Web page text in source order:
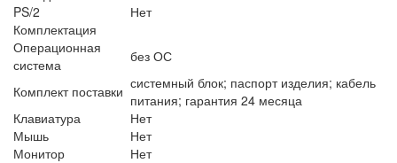
PS/2
Нет
Комплектация
Операционная
система
без ОС
Комплект поставки системный блок; паспорт изделия; кабель
питания; гарантия 24 месяца
Клавиатура
Нет
Мышь
Нет
Монитор
Нет